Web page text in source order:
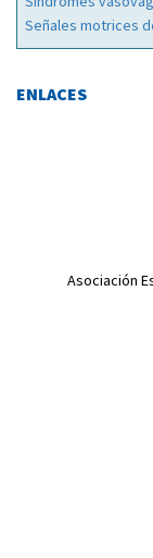
Señales motrices
ENLACES
Asociación